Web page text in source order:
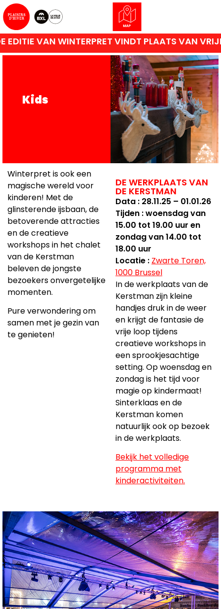
VINDT PLAATS VAN VRIJDAG 27
Kids
Winterpret is ook een
magische wereld voor
kinderen! Met de
glinsterende ijsbaan, de
betoverende attracties
en de creatieve
workshops in het chalet
van de Kerstman
beleven de jongste
bezoekers onvergetelijke
momenten.
Pure verwondering om
samen met je gezin van
te genieten!
DE WERKPLAATS VAN
DE KERSTMAN
Data : 28.11.25 – 01.01.26
Tijden : woensdag van
15.00 tot 19.00 uur en
zondag van 14.00 tot
18.00 uur
Locatie : Zwarte Toren,
1000 Brussel
In de werkplaats van de
Kerstman zijn kleine
handjes druk in de weer
en krijgt de fantasie de
vrije loop tijdens
creatieve workshops in
een sprookjesachtige
setting. Op woensdag en
zondag is het tijd voor
magie op kindermaat!
Sinterklaas en de
Kerstman komen
natuurlijk ook op bezoek
in de werkplaats.
Bekijk het volledige
programma met
kinderactiviteiten.